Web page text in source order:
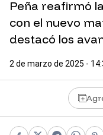
Peña reafirmó
con el nuevo
destacó los
2 de marzo de 2025 -